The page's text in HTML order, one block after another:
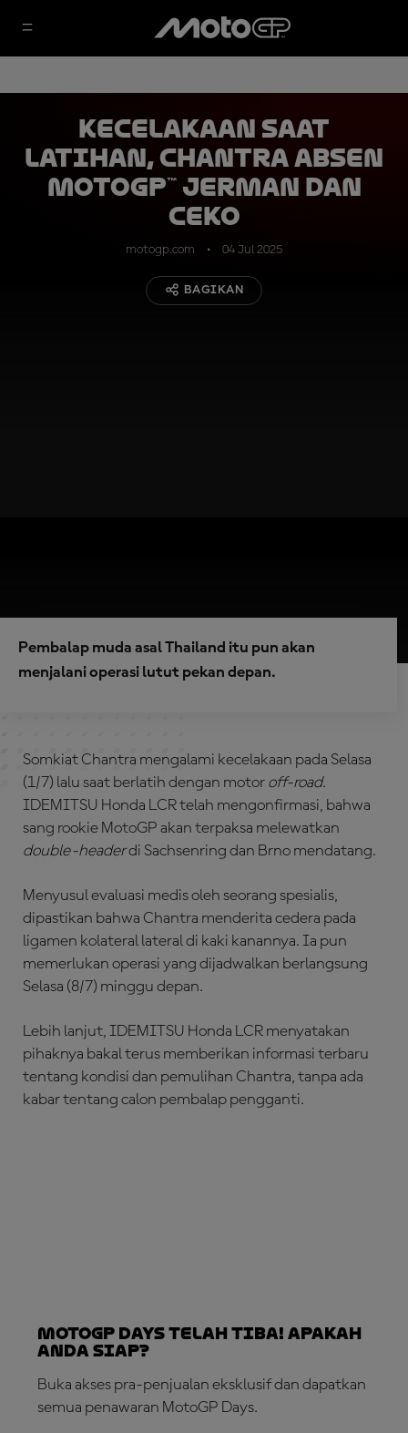
Kecelakaan Saat
Latihan, Chantra Absen
MotoGP™ Jerman dan
Ceko
motogp.com 04 Jul 2025
BAGIKAN
Pembalap muda asal Thailand itu pun akan
menjalani operasi lutut pekan depan.
Somkiat Chantra mengalami kecelakaan pada Selasa
(1/7) lalu saat berlatih dengan motor off-road.
IDEMITSU Honda LCR telah mengonfirmasi, bahwa
sang rookie MotoGP akan terpaksa melewatkan
double-headerdi Sachsenring dan Brno mendatang.
Menyusul evaluasi medis oleh seorang spesialis,
dipastikan bahwa Chantra menderita cedera pada
ligamen kolateral lateral di kaki kanannya. Ia pun
memerlukan operasi yang dijadwalkan berlangsung
Selasa (8/7) minggu depan.
Lebih lanjut, IDEMITSU Honda LCR menyatakan
pihaknya bakal terus memberikan informasi terbaru
tentang kondisi dan pemulihan Chantra, tanpa ada
kabar tentang calon pembalap pengganti.
MotoGP Days Telah Tiba! Apakah
Anda Siap?
Buka akses pra-penjualan eksklusif dan dapatkan
semua penawaran MotoGP Days.